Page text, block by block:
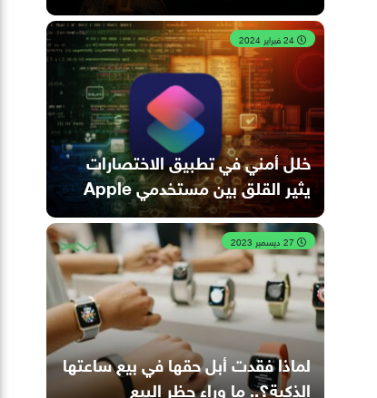
خلل أمني في تطبيق الاختصارات
يثير القلق بين مستخدمي Apple
لماذا فقدت أبل حقها في بيع ساعتها
الذكية؟.. ما وراء حظر البيع